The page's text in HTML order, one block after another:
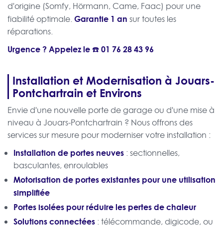
d'origine (Somfy, Hörmann, Came, Faac) pour une
fiabilité optimale.Garantie 1 an sur toutes les
réparations.
Urgence ? Appelez le ☎️01 76 28 43 96
Installation et Modernisation à Jouars-
Pontchartrain et Environs
Envie d'une nouvelle porte de garage ou d'une mise à
niveau à Jouars-Pontchartrain ? Nous offrons des
services sur mesure pour moderniser votre installation :
Installation de portes neuves : sectionnelles,
basculantes, enroulables
Motorisation de portes existantes pour une utilisation
simplifiée
Portes isolées pour réduire les pertes de chaleur
Solutions connectées : télécommande, digicode, ou